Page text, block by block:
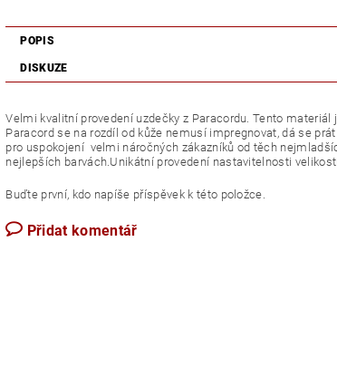
POPIS
DISKUZE
Velmi kvalitní provedení uzdečky z Paracordu. Tento
Paracord se na rozdíl od kůže nemusí impregnovat, dá se
pro uspokojení velmi náročných zákazníků od těch
nejlepších barvách.Unikátní provedení nastavitelnosti
Buďte první, kdo napíše příspěvek k této položce.
Přidat komentář